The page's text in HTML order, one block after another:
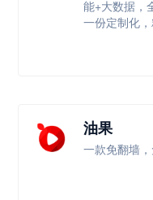
能+大数据，
一份定制化
油果
一款免翻墙